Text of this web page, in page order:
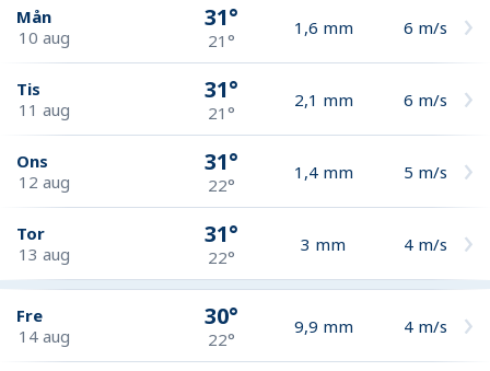
Mån
10 aug
31°
21°
1,6 mm 6 m/s
Tis
11 aug
31°
21°
2,1 mm 6 m/s
Ons
12 aug
31°
22°
1,4 mm 5 m/s
Tor
13 aug
31°
22°
3 mm 4 m/s
Fre
14 aug
30°
22°
9,9 mm 4 m/s